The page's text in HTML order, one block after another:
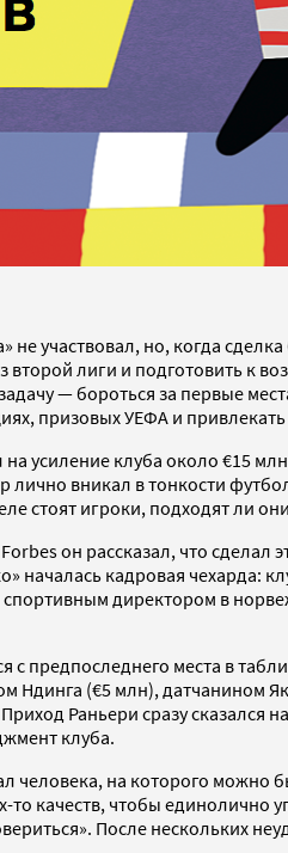
не участвовал, но, когда
второй лиги и подготовить
— бороться за первые
призовых УЕФА и
усиление клуба около €15
вникал в тонкости
стоят игроки, подходят ли
он рассказал, что
началась кадровая чехарда:
директором в
предпоследнего места в
Ндинга (€5 млн), датчанином
Раньери сразу сказался
клуба.
человека, на которого
качеств, чтобы
После нескольких